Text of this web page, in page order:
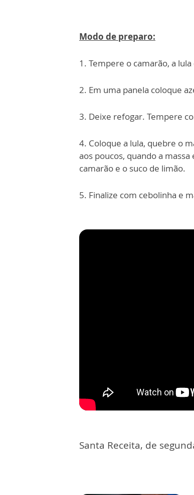
Modo de preparo:
1. Tempere o camarão, a
2. Em uma panela coloque
3. Deixe refogar. Tempere
4. Coloque a lula, quebre o
aos poucos, quando a
camarão e o suco de limão.
5. Finalize com cebolinha e
Santa Receita, de